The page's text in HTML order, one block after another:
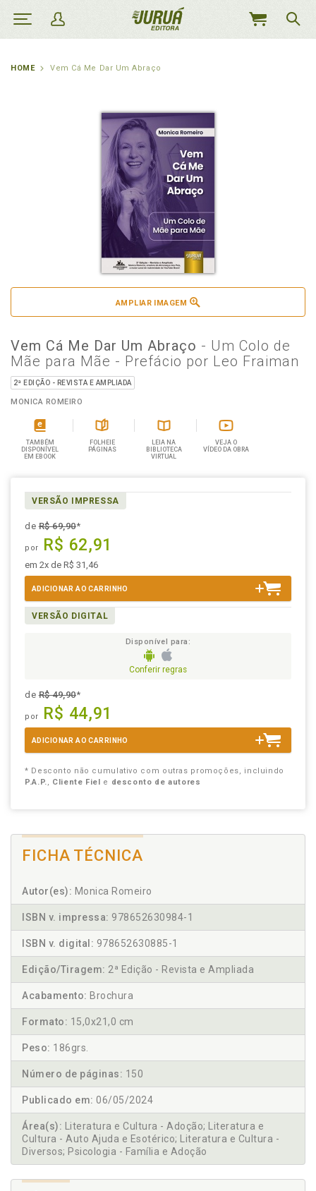
MEU
HOME Vem Cá Me Dar Um Abraço
AMPLIAR IMAGEM
Vem Cá Me Dar Um Abraço - Um Colo de
Mãe para Mãe - Prefácio por Leo Fraiman
2ª EDIÇÃO - REVISTA E AMPLIADA
MONICA ROMEIRO
TAMBÉM
DISPONÍVEL
EM EBOOK
FOLHEIE
PÁGINAS
LEIA NA
BIBLIOTECA
VIRTUAL
VEJA O
VÍDEO DA OBRA
VERSÃO IMPRESSA
deR$ 69,90*
por R$ 62,91
em 2x de R$ 31,46
ADICIONAR AO CARRINHO
VERSÃO DIGITAL
Disponível para:
Conferir regras
deR$ 49,90*
por R$ 44,91
ADICIONAR AO CARRINHO
* Desconto não cumulativo com outras promoções, incluindo
P.A.P., Cliente Fiel e desconto de autores
FICHA TÉCNICA
Autor(es): Monica Romeiro
ISBN v. impressa: 978652630984-1
ISBN v. digital: 978652630885-1
Edição/Tiragem: 2ª Edição - Revista e Ampliada
Acabamento: Brochura
Formato: 15,0x21,0 cm
Peso: 186grs.
Número de páginas: 150
Publicado em: 06/05/2024
Área(s): Literatura e Cultura - Adoção; Literatura e
Cultura - Auto Ajuda e Esotérico; Literatura e Cultura -
Diversos; Psicologia - Família e Adoção